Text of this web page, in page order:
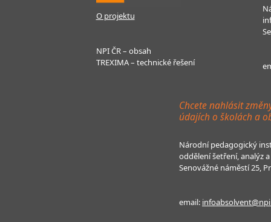
O projektu
NPI ČR – obsah
TREXIMA – technické řešení
Chcete nahlásit
údajích o školách a
Národní pedagogický
oddělení šetření, analýz
Senovážné náměstí 25,
email: